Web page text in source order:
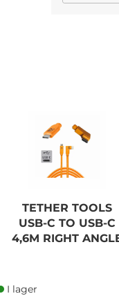
TETHER TOOLS
USB-C TO USB-C
4,6M RIGHT
I lager